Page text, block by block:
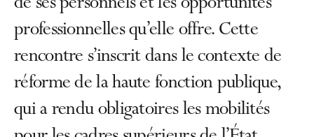
de ses personnels et les opportunités
professionnelles qu’elle offre. Cette
rencontre s’inscrit dans le contexte de
réforme de la haute fonction publique,
qui a rendu obligatoires les mobilités